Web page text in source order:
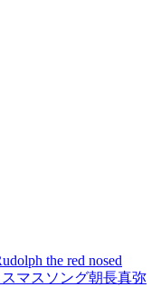
the red nosed
マス ソング朝長真弥